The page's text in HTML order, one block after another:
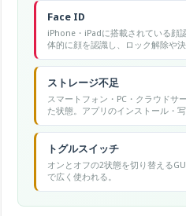
Face ID
iPhone・iPadに搭載されている顔
体的に顔を認識し、ロック解除や決
ストレージ不足
スマートフォン・PC・クラウドサ
た状態。アプリのインストール・
ードができなくなる原因の一つ。
トグルスイッチ
オンとオフの2状態を切り替える
で広く使われる。